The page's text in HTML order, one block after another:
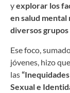
yexplorar los
en salud mental
diversos
Ese foco,
jóvenes, hizo
las
Sexual e